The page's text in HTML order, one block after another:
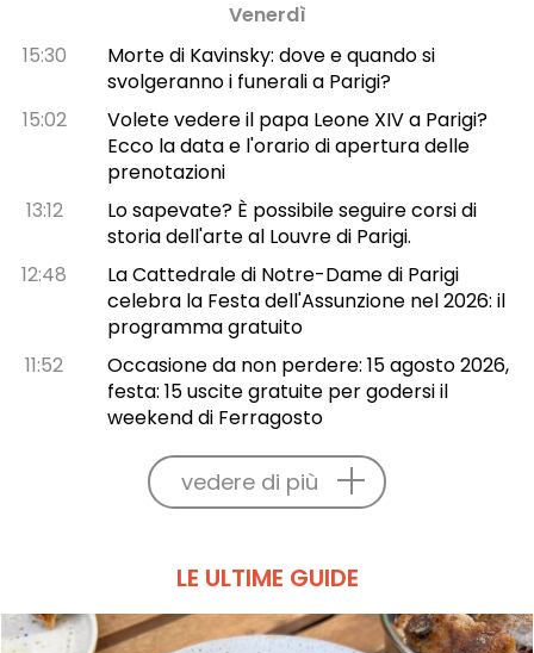
Venerdì
15:30
Morte di Kavinsky: dove e quando si
svolgeranno i funerali a Parigi?
15:02
Volete vedere il papa Leone XIV a Parigi?
Ecco la data e l'orario di apertura delle
prenotazioni
13:12
Lo sapevate? È possibile seguire corsi di
storia dell'arte al Louvre di Parigi.
12:48
La Cattedrale di Notre-Dame di Parigi
celebra la Festa dell'Assunzione nel 2026: il
programma gratuito
11:52
Occasione da non perdere: 15 agosto 2026,
festa: 15 uscite gratuite per godersi il
weekend di Ferragosto
vedere di più
LE ULTIME GUIDE